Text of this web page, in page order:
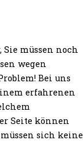
Sie müssen noch
wegen
Bei uns
erfahrenen
Seite können
sich keine